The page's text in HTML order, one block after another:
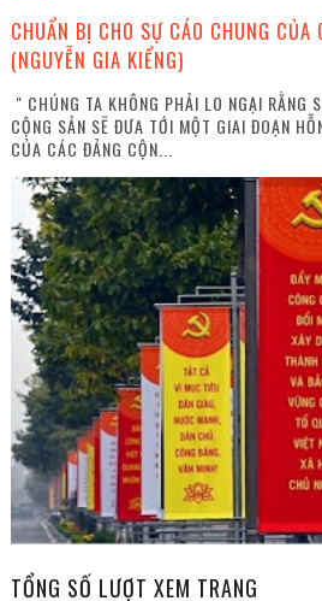
CHUẨN BỊ CHO SỰ CÁO CHUNG CỦA
(NGUYỄN GIA KIỂNG)
" CHÚNG TA KHÔNG PHẢI LO NGẠI RẰNG
CỘNG SẢN SẼ ĐƯA TỚI MỘT GIAI ĐOẠN
CỦA CÁC ĐẢNG CỘN...
TỔNG SỐ LƯỢT XEM TRANG